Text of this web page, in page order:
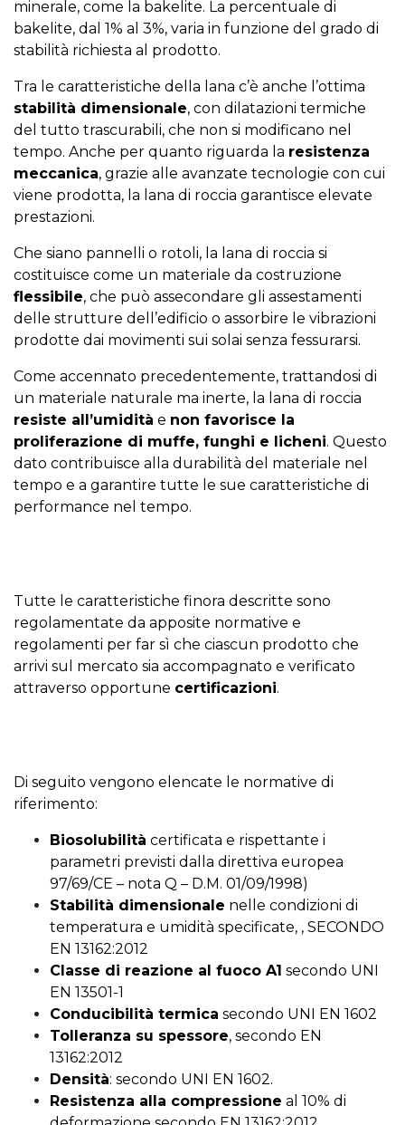
minerale, come la bakelite. La percentuale di
bakelite, dal 1% al 3%, varia in funzione del grado di
stabilità richiesta al prodotto.
Tra le caratteristiche della lana c’è anche l’ottima
stabilità dimensionale, con dilatazioni termiche
del tutto trascurabili, che non si modificano nel
tempo. Anche per quanto riguarda la resistenza
meccanica, grazie alle avanzate tecnologie con cui
viene prodotta, la lana di roccia garantisce elevate
prestazioni.
Che siano pannelli o rotoli, la lana di roccia si
costituisce come un materiale da costruzione
flessibile, che può assecondare gli assestamenti
delle strutture dell’edificio o assorbire le vibrazioni
prodotte dai movimenti sui solai senza fessurarsi.
Come accennato precedentemente, trattandosi di
un materiale naturale ma inerte, la lana di roccia
resiste all’umidità e non favorisce la
proliferazione di muffe, funghi e licheni. Questo
dato contribuisce alla durabilità del materiale nel
tempo e a garantire tutte le sue caratteristiche di
performance nel tempo.
Tutte le caratteristiche finora descritte sono
regolamentate da apposite normative e
regolamenti per far sì che ciascun prodotto che
arrivi sul mercato sia accompagnato e verificato
attraverso opportune certificazioni.
Di seguito vengono elencate le normative di
riferimento:
Biosolubilità certificata e rispettante i
parametri previsti dalla direttiva europea
97/69/CE – nota Q – D.M. 01/09/1998)
Stabilità dimensionale nelle condizioni di
temperatura e umidità specificate, , SECONDO
EN 13162:2012
Classe di reazione al fuoco A1 secondo UNI
EN 13501-1
Conducibilità termica secondo UNI EN 1602
Tolleranza su spessore, secondo EN
13162:2012
Densità: secondo UNI EN 1602.
Resistenza alla compressione al 10% di